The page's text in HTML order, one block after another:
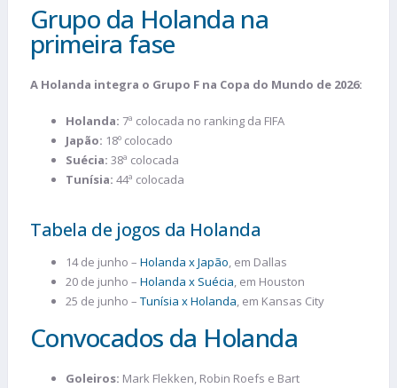
Grupo da Holanda na
primeira fase
A Holanda integra o Grupo F na Copa do Mundo de 2026:
Holanda: 7ª colocada no ranking da FIFA
Japão: 18º colocado
Suécia: 38ª colocada
Tunísia: 44ª colocada
Tabela de jogos da Holanda
14 de junho – Holanda x Japão, em Dallas
20 de junho – Holanda x Suécia, em Houston
25 de junho – Tunísia x Holanda, em Kansas City
Convocados da Holanda
Goleiros: Mark Flekken, Robin Roefs e Bart